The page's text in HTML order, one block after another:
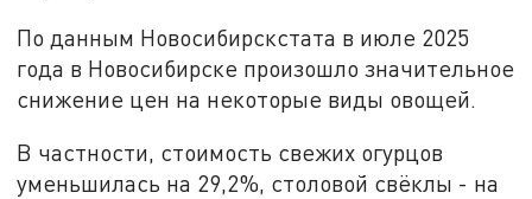
По данным Новосибирскстата в июле 2025
года в Новосибирске произошло значительное
снижение цен на некоторые виды овощей.
В частности, стоимость свежих огурцов
уменьшилась на 29,2%, столовой свёклы - на